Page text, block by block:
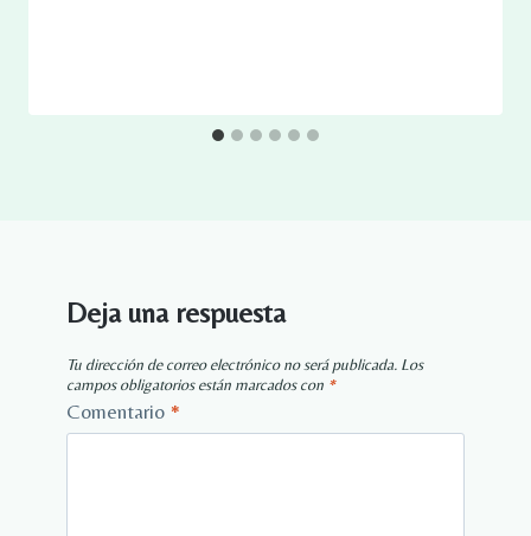
Deja una respuesta
Tu dirección de correo electrónico no será publicada. Los
campos obligatorios están marcados con *
Comentario *